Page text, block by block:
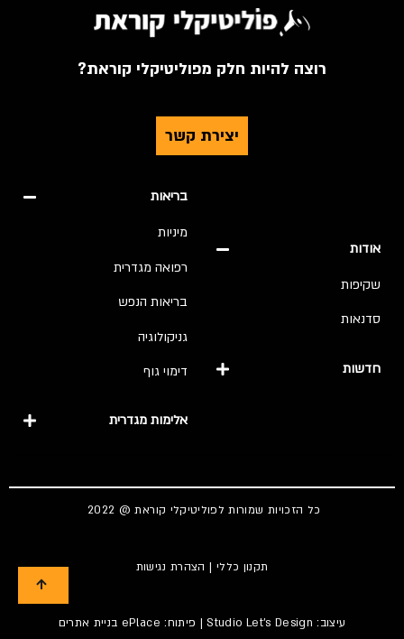
רוצה להיות חלק מפוליטיקלי קוראת?
יצירת קשר
אודות
שקיפות
סדנאות
חדשות
בריאות
מיניות
רפואה מגדרית
בריאות הנפש
גניקולוגיה
דימוי גוף
אלימות מגדרית
כל הזכויות שמורות לפוליטיקלי קוראת @ 2022
תקנון כללי | הצהרת נגישות
עיצוב: Studio Let's Design| פיתוח: ePlace בניית אתרים